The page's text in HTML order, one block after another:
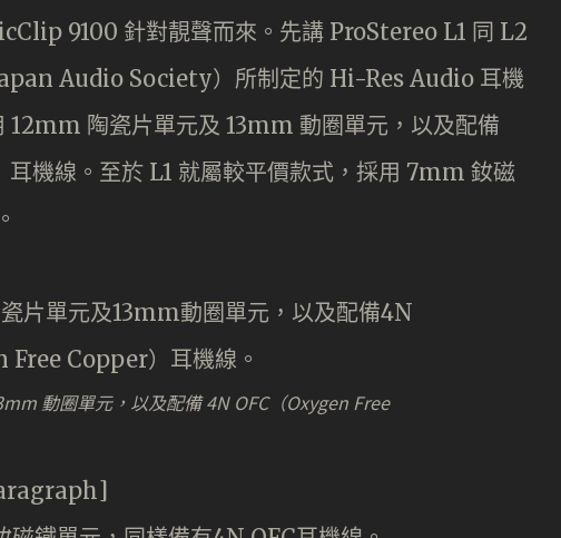
9100 針對靚聲而來。先講 ProStereo L1 同 L2
Audio Society）所制定的 Hi-Res Audio 耳機
12mm 陶瓷片單元及 13mm 動圈單元，以及配備
機線。至於 L1 就屬較平價款式，採用 7mm 釹磁
動圈單元，以及配備 4N OFC（Oxygen Free